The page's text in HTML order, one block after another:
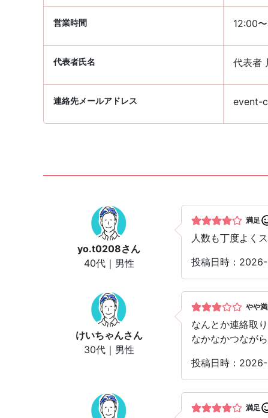
営業時間 12:00
代表者氏名 代表者
連絡先メールアドレス event-
yo.t0208さん
40代｜男性
満足
人数も丁度よく
投稿日時：2026-
けいちゃんさん
30代｜男性
やや
なんとか連絡取
なかなかつなが
投稿日時：2026-
満足